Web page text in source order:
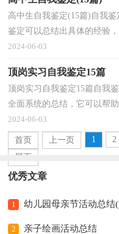
高中生自我鉴定(15篇)自我
鉴定可以总结出具体的经验
鉴定怎么写才是正确的呢？
2024-06-03
顶岗实习自我鉴定15篇
顶岗实习自我鉴定15篇自我
全面系统的总结，它可以帮
坐下来好好写写自我鉴定吧
2024-06-03
首页 上一页 1 2
尾页
优秀文章
1 幼儿园母亲节活动总结
2 亲子绘画活动总结